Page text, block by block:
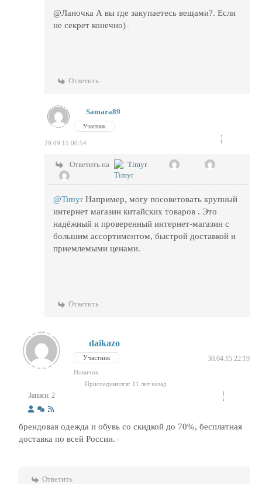
@Ланочка А вы где закупаетесь вещами?. Если
не секрет конечно)
Ответить
Samara89
Участник
29.09.15 00:54
Ответить на Timyr
@Timyr Например, могу посоветовать крупный
интернет магазин китайских товаров . Это
надёжный и проверенный интернет-магазин с
большим ассортиментом, быстрой доставкой и
приемлемыми ценами.
Ответить
Записи: 2
daikazo
Участник 30.04.15 22:19
Новичок
Присоединился: 11 лет назад
брендовая одежда и обувь со скидкой до 70%, бесплатная
доставка по всей России.
Ответить